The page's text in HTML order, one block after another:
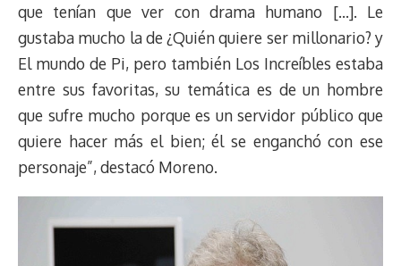
que tenían que ver con drama humano […]. Le
gustaba mucho la de ¿Quién quiere ser millonario? y
El mundo de Pi, pero también Los Increíbles estaba
entre sus favoritas, su temática es de un hombre
que sufre mucho porque es un servidor público que
quiere hacer más el bien; él se enganchó con ese
personaje”, destacó Moreno.